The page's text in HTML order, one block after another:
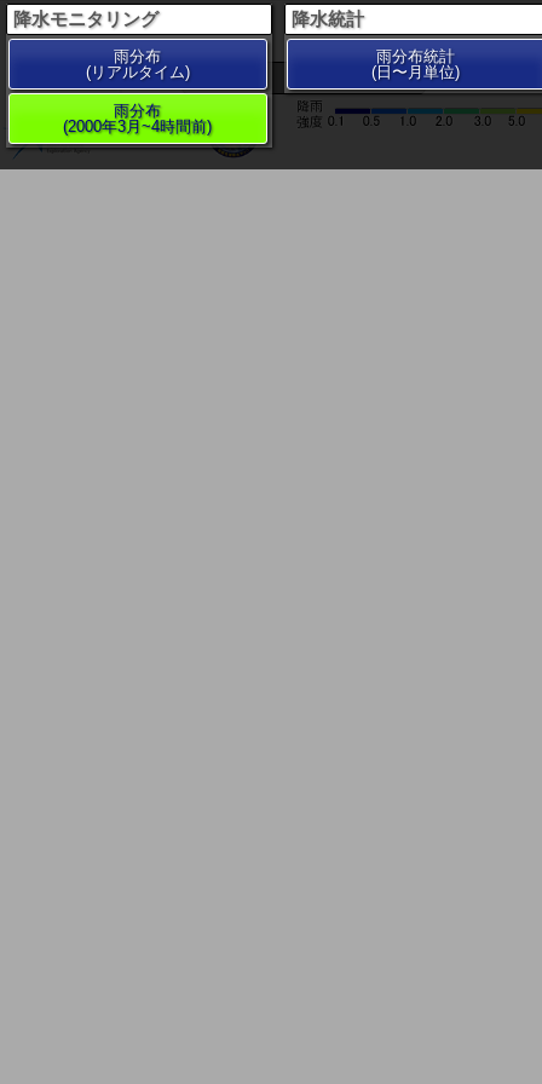
200 km
降水モニタリング
雨分布
(リアルタイム)
雨分布
(2000年3月~4時間前)
降水統計
雨分布統計
(日〜月単位)